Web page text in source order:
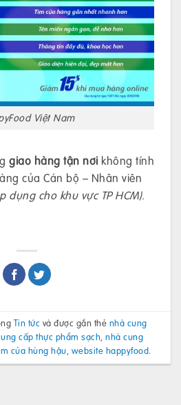
Việt Nam
giao hàng tận nơi không tính
của Cán bộ – Nhân viên
dụng cho khu vực TP HCM).
Tin tức và được gắn thẻ nhà cung
cấp thực phẩm sạch,nhà cung
của hùng hậu, website happyfood.